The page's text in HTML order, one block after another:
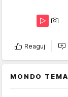
Reaguj
MONDO TEMA